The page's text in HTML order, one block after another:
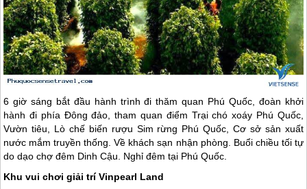
6 giờ sáng bắt đầu hành trình đi thăm quan Phú Quốc, đoàn khởi
hành đi phía Đông đảo, tham quan điểm Trại chó xoáy Phú Quốc,
Vườn tiêu, Lò chế biến rượu Sim rừng Phú Quốc, Cơ sở sản xuất
nước mắm truyền thống. Về khách sạn nhận phòng. Buổi chiều tối tự
do dạo chợ đêm Dinh Cậu. Nghỉ đêm tại Phú Quốc.
Khu vui chơi giải trí Vinpearl Land